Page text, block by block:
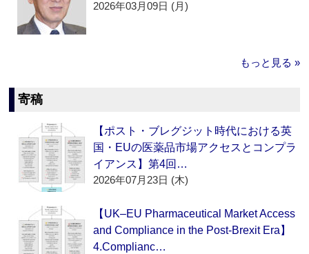
2026年03月09日 (月)
もっと見る »
寄稿
【ポスト・ブレグジット時代における英
国・EUの医薬品市場アクセスとコンプラ
イアンス】第4回…
2026年07月23日 (木)
【UK–EU Pharmaceutical Market Access
and Compliance in the Post-Brexit Era】
4.Complianc…